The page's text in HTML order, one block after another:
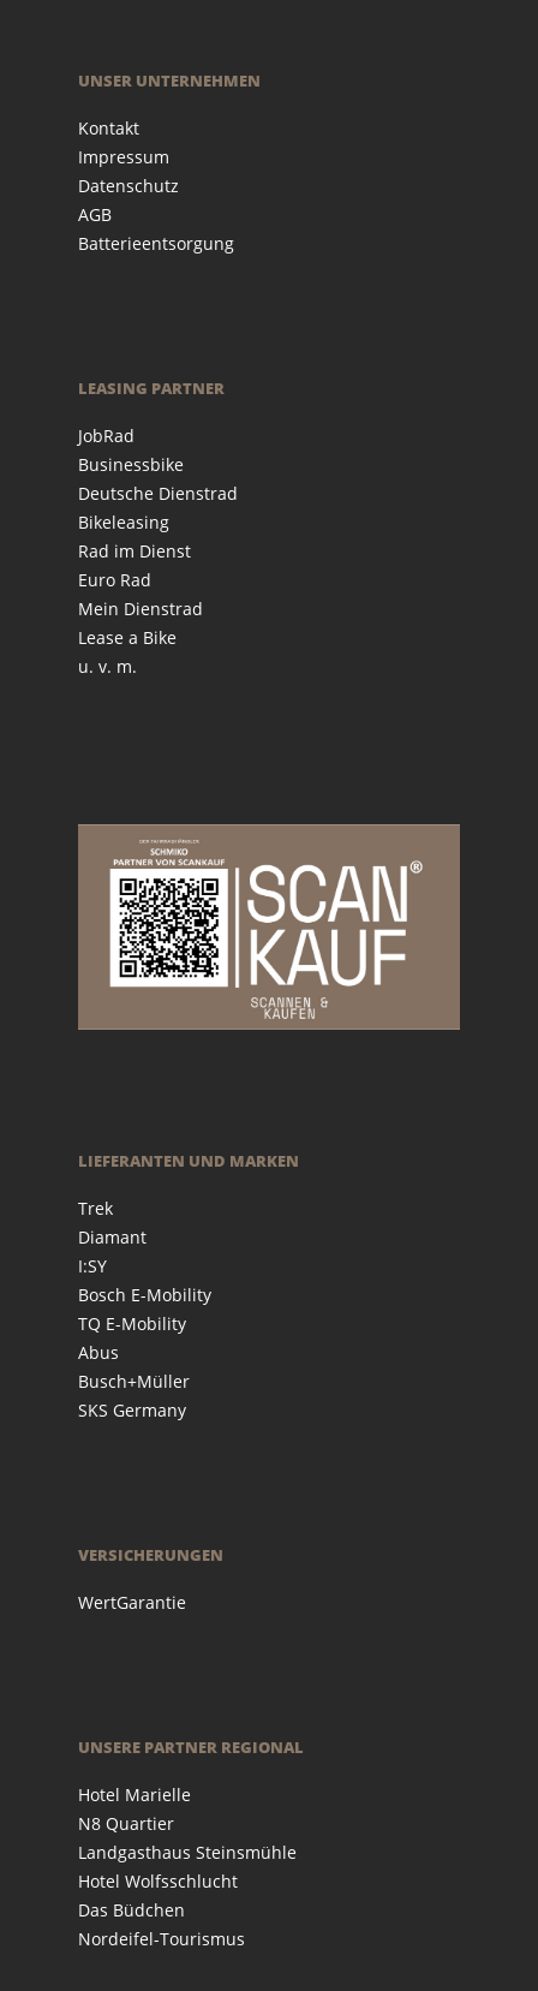
UNSER UNTERNEHMEN
Kontakt
Impressum
Datenschutz
AGB
Batterieentsorgung
LEASING PARTNER
JobRad
Businessbike
Deutsche Dienstrad
Bikeleasing
Rad im Dienst
Euro Rad
Mein Dienstrad
Lease a Bike
u. v. m.
LIEFERANTEN UND MARKEN
Trek
Diamant
I:SY
Bosch E-Mobility
TQ E-Mobility
Abus
Busch+Müller
SKS Germany
VERSICHERUNGEN
WertGarantie
UNSERE PARTNER REGIONAL
Hotel Marielle
N8 Quartier
Landgasthaus Steinsmühle
Hotel Wolfsschlucht
Das Büdchen
Nordeifel-Tourismus